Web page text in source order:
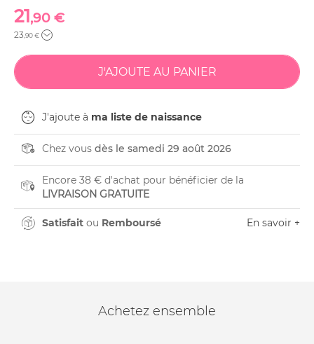
21,90 €
23 ,90 €
J'ajoute à ma liste de naissance
Chez vous dès le samedi 29 août 2026
Encore 38 € d'achat pour bénéficier de la
LIVRAISON GRATUITE
Satisfait ou Remboursé En savoir +
Achetez ensemble